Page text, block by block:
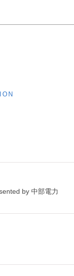
by 中部電力